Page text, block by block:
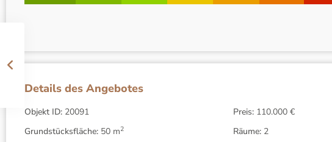
Details des Angebotes
Objekt ID: 20091 Preis: 110.000 €
Grundstücksfläche: 50 m2 Räume: 2